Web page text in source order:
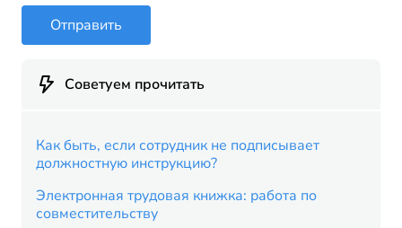
Отправить
Советуем прочитать
Как быть, если сотрудник не подписывает
должностную инструкцию?
Электронная трудовая книжка: работа по
совместительству